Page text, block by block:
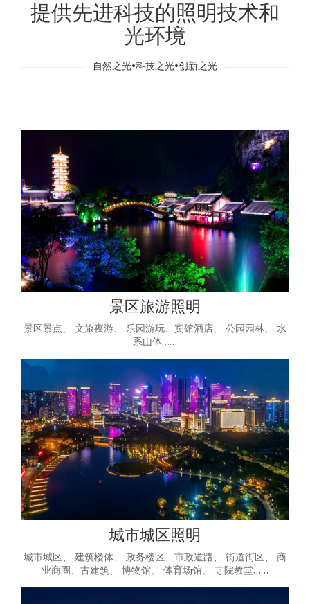
提供先进科技的照明技术和
光环境
自然之光•科技之光•创新之光
景区旅游照明
景区景点、 文旅夜游、 乐园游玩、宾馆酒店、 公园园林、 水
系山体……
城市城区照明
城市城区、 建筑楼体、 政务楼区、市政道路、 街道街区、 商
业商圈、古建筑、 博物馆、 体育场馆、 寺院教堂……